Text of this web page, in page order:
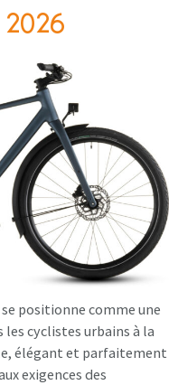
2026
positionne comme une
cyclistes urbains à la
élégant et parfaitement
exigences des